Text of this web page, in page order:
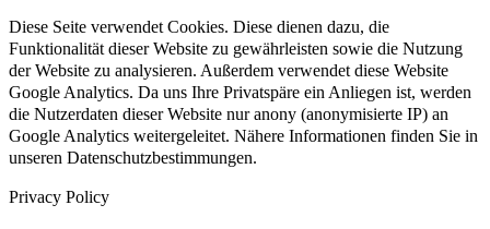
Diese Seite verwendet Cookies. Diese dienen dazu, die
Funktionalität dieser Website zu gewährleisten sowie die Nutzung
der Website zu analysieren. Außerdem verwendet diese Website
Google Analytics. Da uns Ihre Privatspäre ein Anliegen ist, werden
die Nutzerdaten dieser Website nur anony (anonymisierte IP) an
Google Analytics weitergeleitet. Nähere Informationen finden Sie in
unseren Datenschutzbestimmungen.
Privacy Policy